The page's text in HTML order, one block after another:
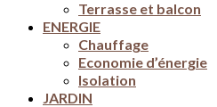
Terrasse et balcon
ENERGIE
Chauffage
Economie d’énergie
Isolation
JARDIN